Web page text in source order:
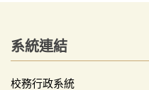
系統連結
校務行政系統